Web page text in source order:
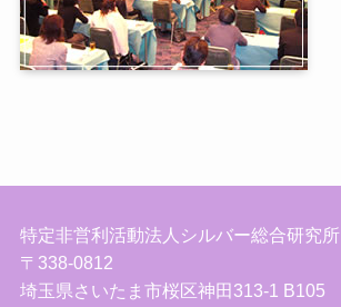
特定非営利活動法人シルバー総合研究所
〒338-0812
埼玉県さいたま市桜区神田313-1 B105